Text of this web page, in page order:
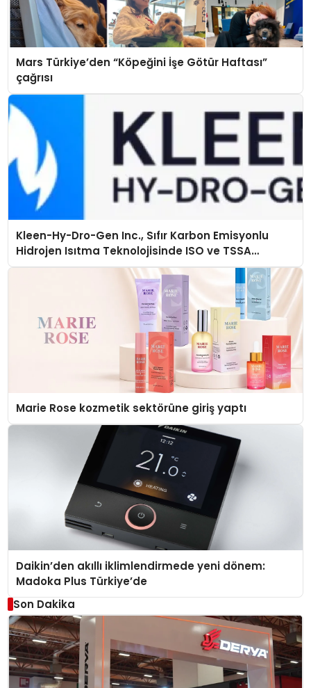
Mars Türkiye’den “Köpeğini İşe Götür Haftası”
çağrısı
Kleen-Hy-Dro-Gen Inc., Sıfır Karbon Emisyonlu
Hidrojen Isıtma Teknolojisinde ISO ve TSSA
Düzenleyici Onaylarını Aldı
Marie Rose kozmetik sektörüne giriş yaptı
Daikin’den akıllı iklimlendirmede yeni dönem:
Madoka Plus Türkiye’de
Son Dakika